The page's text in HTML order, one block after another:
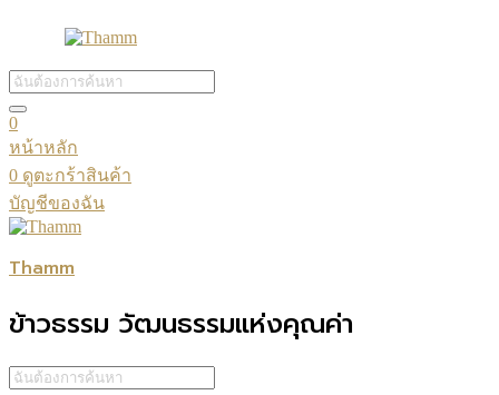
0
หน้าหลัก
0 ดูตะกร้าสินค้า
บัญชีของฉัน
Thamm
ข้าวธรรม วัฒนธรรมแห่งคุณค่า